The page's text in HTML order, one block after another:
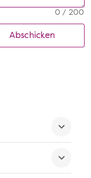
0 / 200
Abschicken